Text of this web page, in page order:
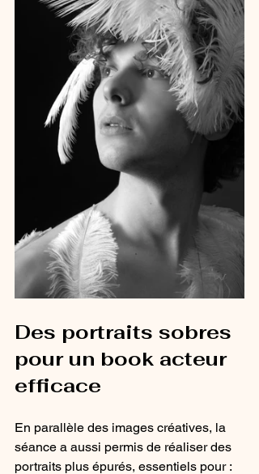
Des portraits sobres
pour un book acteur
efficace
En parallèle des images créatives, la
séance a aussi permis de réaliser des
portraits plus épurés, essentiels pour :